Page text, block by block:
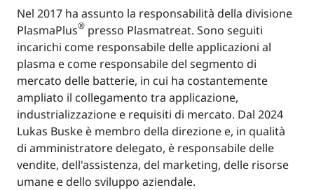
Nel 2017 ha assunto la responsabilità della divisione
PlasmaPlus® presso Plasmatreat. Sono seguiti
incarichi come responsabile delle applicazioni al
plasma e come responsabile del segmento di
mercato delle batterie, in cui ha costantemente
ampliato il collegamento tra applicazione,
industrializzazione e requisiti di mercato. Dal 2024
Lukas Buske è membro della direzione e, in qualità
di amministratore delegato, è responsabile delle
vendite, dell'assistenza, del marketing, delle risorse
umane e dello sviluppo aziendale.